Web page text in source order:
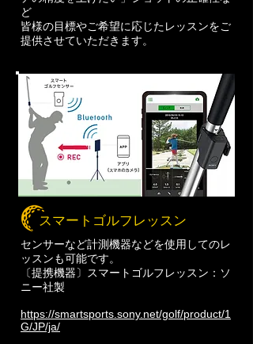
ど
皆様の目標やご希望に応じたレッスンをご
提供させていただきます。
スマートゴルフレッスン
センサーなど計測機器などを使用してのレ
ッスンも可能です。
〔提携機器〕スマートゴルフレッスン：ソ
ニー社製
https://smartsports.sony.net/golf/product/1
G/JP/ja/